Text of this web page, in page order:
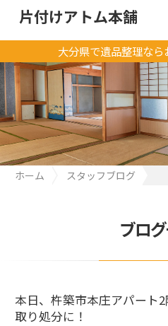
大分県で遺品整理なら
片付けアトム本舗
ホーム
スタッフブログ
ブロ
本日、杵築市本庄アパート
取り処分に！